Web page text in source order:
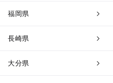
福岡県
長崎県
大分県